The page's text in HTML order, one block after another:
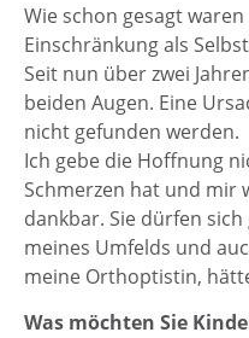
Wie schon gesagt
Einschränkung als
Seit nun über zwei
beiden Augen. Eine
nicht gefunden werden.
Ich gebe die Hoffnung
Schmerzen hat und mir
dankbar. Sie dürfen
meines Umfelds und
meine Orthoptistin,
Was möchten Sie